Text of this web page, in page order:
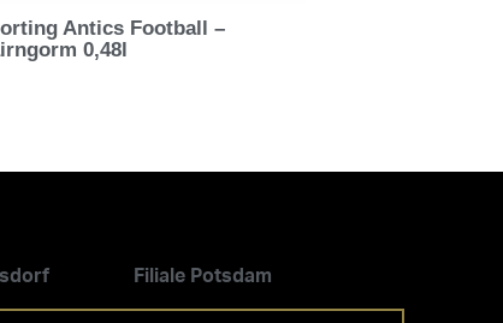
Antics Football –
0,48l
Filiale Potsdam